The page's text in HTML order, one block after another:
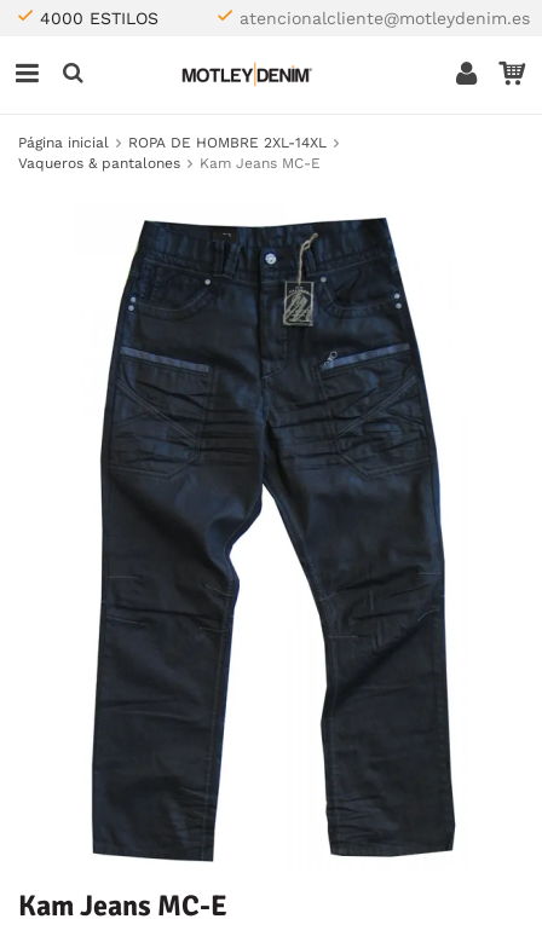
4000 ESTILOS atencionalcliente@motleydenim.es
Página inicial
ROPA DE HOMBRE 2XL-14XL
Vaqueros & pantalones
Kam Jeans MC-E
Kam Jeans MC-E